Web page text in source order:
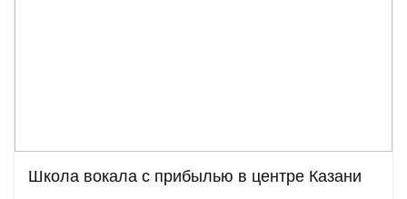
Школа вокала с прибылью в центре Казани